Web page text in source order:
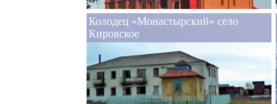
Колодец «Монастырский» село
Кировское